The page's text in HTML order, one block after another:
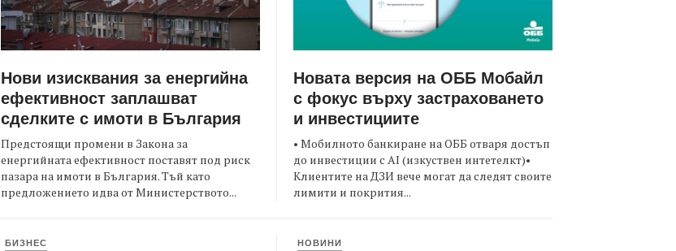
Нови изисквания за енергийна
ефективност заплашват
сделките с имоти в България
Предстоящи промени в Закона за
енергийната ефективност поставят под риск
пазара на имоти в България. Тъй като
предложението идва от Министерството...
Новата версия на ОББ Мобайл
с фокус върху застраховането
и инвестициите
• Мобилното банкиране на ОББ отваря достъп
до инвестиции с AI (изкуствен интетелкт)•
Клиентите на ДЗИ вече могат да следят своите
лимити и покрития...
БИЗНЕС НОВИНИ